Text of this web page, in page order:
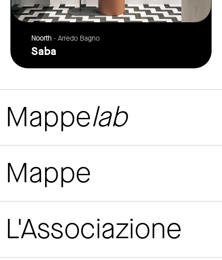
Noorth - Arredo Bagno
Saba
Mappelab
Mappe
L'Associazione